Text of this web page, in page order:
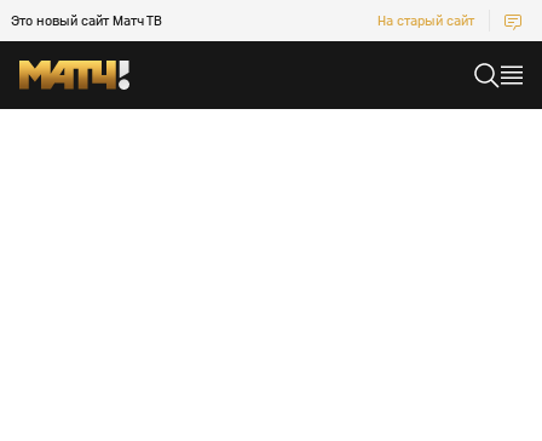
Это новый сайт Матч ТВ На старый сайт